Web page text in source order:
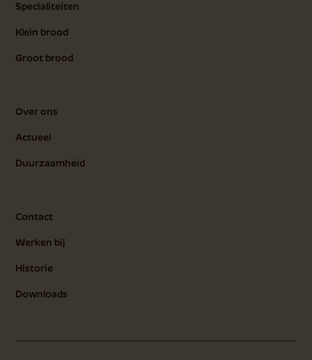
Specialiteiten
Klein brood
Groot brood
Over ons
Actueel
Duurzaamheid
Contact
Werken bij
Historie
Downloads